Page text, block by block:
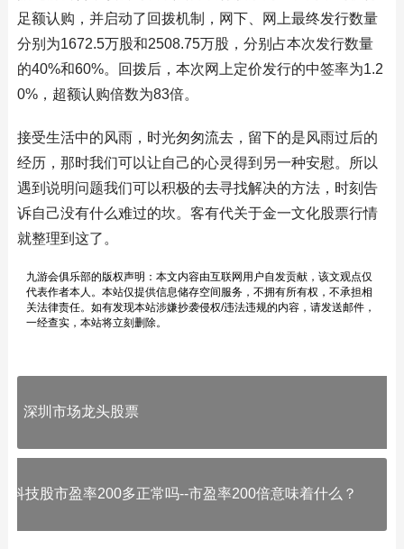
足额认购，并启动了回拨机制，网下、网上最终发行数量
分别为1672.5万股和2508.75万股，分别占本次发行数量
的40%和60%。回拨后，本次网上定价发行的中签率为1.2
0%，超额认购倍数为83倍。
接受生活中的风雨，时光匆匆流去，留下的是风雨过后的
经历，那时我们可以让自己的心灵得到另一种安慰。所以
遇到说明问题我们可以积极的去寻找解决的方法，时刻告
诉自己没有什么难过的坎。客有代关于金一文化股票行情
就整理到这了。
九游会俱乐部的版权声明：本文内容由互联网用户自发贡献，该文观点仅
代表作者本人。本站仅提供信息储存空间服务，不拥有所有权，不承担相
关法律责任。如有发现本站涉嫌抄袭侵权/违法违规的内容，请发送邮件，
一经查实，本站将立刻删除。
深圳市场龙头股票
科技股市盈率200多正常吗--市盈率200倍意味着什么？